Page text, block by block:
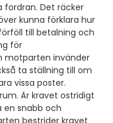
fordran. Det räcker
kunna förklara hur
till betalning och
för
motparten invänder
ta ställning till om
vissa poster.
Är kravet ostridigt
en snabb och
bestrider kravet